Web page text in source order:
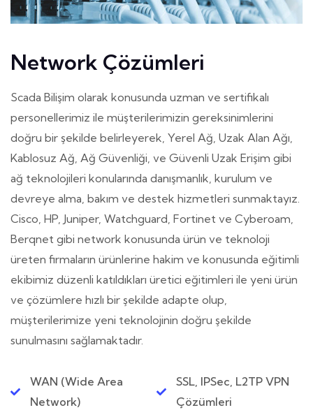
Network Çözümleri
Scada Bilişim olarak konusunda uzman ve sertifikalı
personellerimiz ile müşterilerimizin gereksinimlerini
doğru bir şekilde belirleyerek, Yerel Ağ, Uzak Alan Ağı,
Kablosuz Ağ, Ağ Güvenliği, ve Güvenli Uzak Erişim gibi
ağ teknolojileri konularında danışmanlık, kurulum ve
devreye alma, bakım ve destek hizmetleri sunmaktayız.
Cisco, HP, Juniper, Watchguard, Fortinet ve Cyberoam,
Berqnet gibi network konusunda ürün ve teknoloji
üreten firmaların ürünlerine hakim ve konusunda eğitimli
ekibimiz düzenli katıldıkları üretici eğitimleri ile yeni ürün
ve çözümlere hızlı bir şekilde adapte olup,
müşterilerimize yeni teknolojinin doğru şekilde
sunulmasını sağlamaktadır.
WAN (Wide Area
Network)
SSL, IPSec, L2TP VPN
Çözümleri